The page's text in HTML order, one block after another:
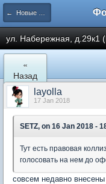
← Новые Водники
ул. Набережная, д.29к1
«
Назад
layolla
17 Jan 2018
SETZ, on 16 Jan 2018 -
Тут есть правовая
голосовать на нем до
совсем недавно